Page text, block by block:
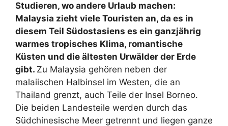
Studieren, wo andere Urlaub machen:
Malaysia zieht viele Touristen an, da es in
diesem Teil Südostasiens es ein ganzjährig
warmes tropisches Klima, romantische
Küsten und die ältesten Urwälder der Erde
gibt. Zu Malaysia gehören neben der
malaiischen Halbinsel im Westen, die an
Thailand grenzt, auch Teile der Insel Borneo.
Die beiden Landesteile werden durch das
Südchinesische Meer getrennt und liegen ganze